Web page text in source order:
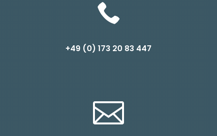

+49 (0) 173 20 83 447
